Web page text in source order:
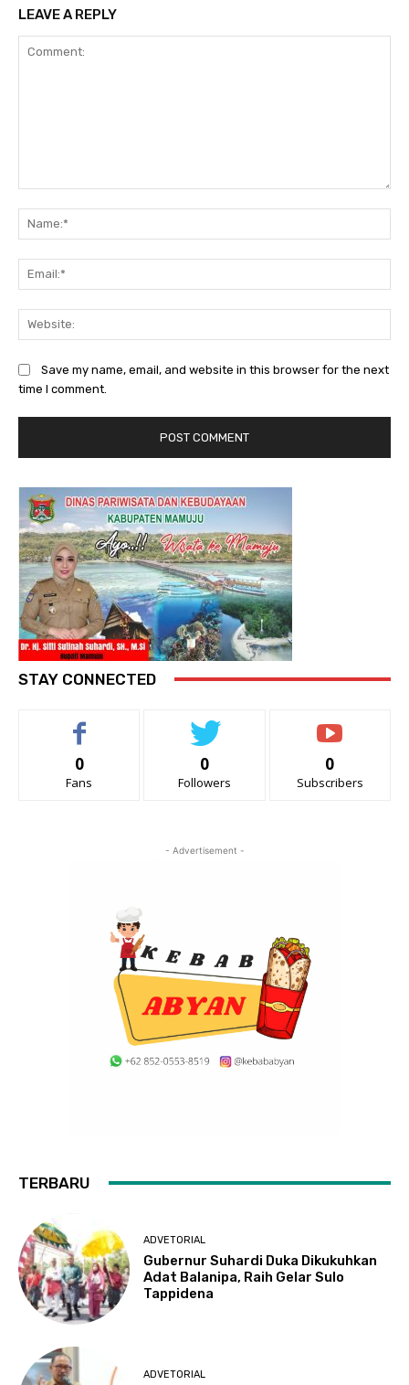
LEAVE A REPLY
Save my name, email, and website in this browser for the next
time I comment.
STAY CONNECTED
0
Fans
0
Followers
0
Subscribers
- Advertisement -
TERBARU
ADVETORIAL
Gubernur Suhardi Duka Dikukuhkan
Adat Balanipa, Raih Gelar Sulo
Tappidena
ADVETORIAL